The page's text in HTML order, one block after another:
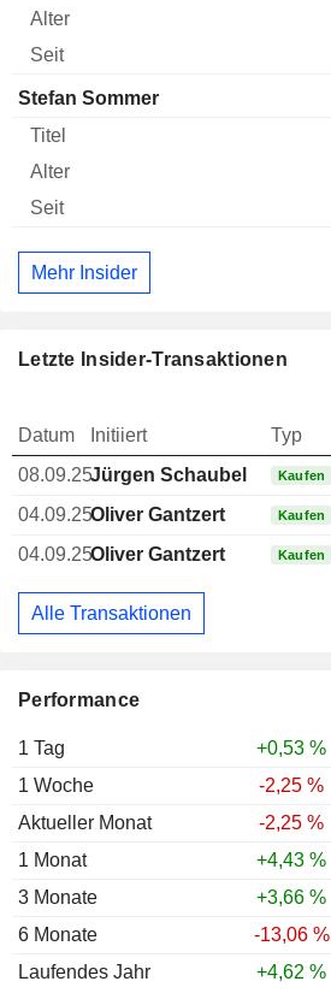
Performance
1 Tag
+0,53 %
1 Woche
-2,25 %
Aktueller Monat
-2,25 %
1 Monat
+4,43 %
3 Monate
+3,66 %
6 Monate
-13,06 %
Laufendes Jahr
+4,62 %
Stefan Sommer
Mehr Insider
Letzte Insider-Transaktionen
Datum Initiiert Typ
08.09.25Jürgen Schaubel Kaufen
04.09.25Oliver Gantzert Kaufen
04.09.25Oliver Gantzert Kaufen
Alle Transaktionen